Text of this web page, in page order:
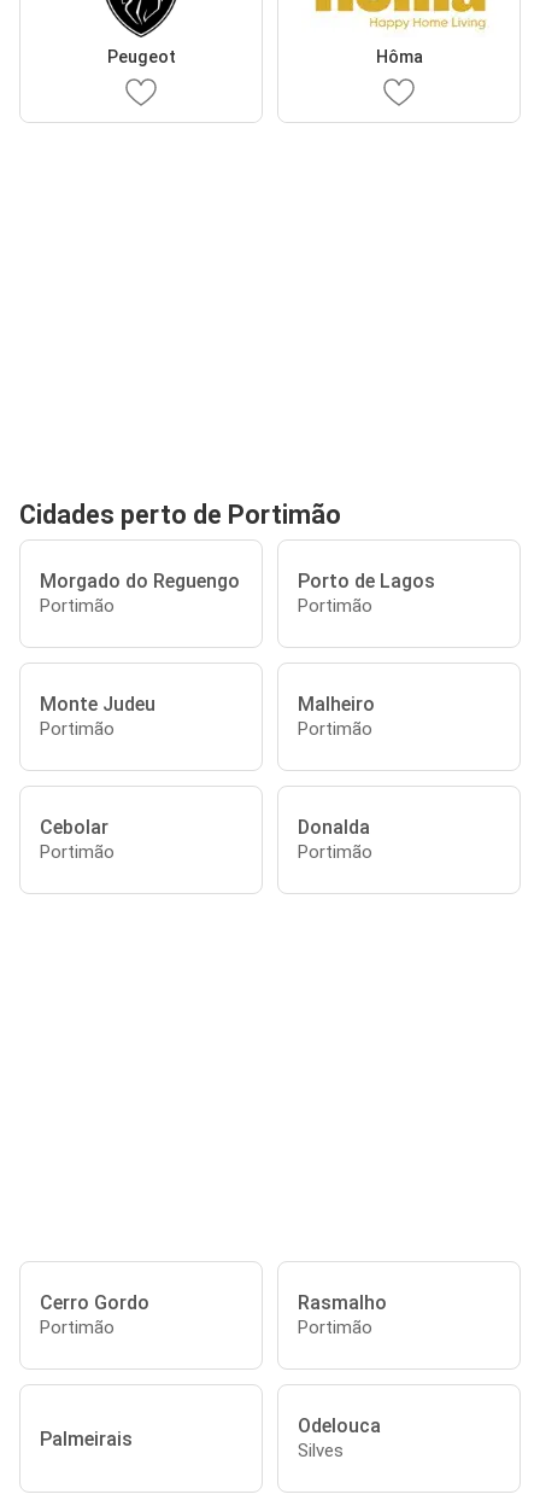
Peugeot Hôma
Cidades perto de Portimão
Morgado do Reguengo
Portimão
Porto de Lagos
Portimão
Monte Judeu
Portimão
Malheiro
Portimão
Cebolar
Portimão
Donalda
Portimão
Cerro Gordo
Portimão
Rasmalho
Portimão
Palmeirais
Odelouca
Silves